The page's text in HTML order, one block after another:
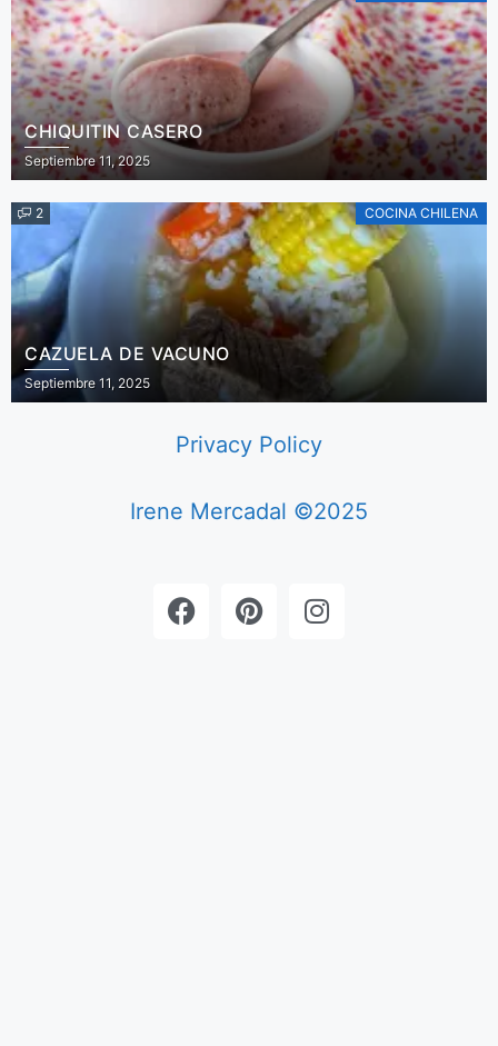
CHIQUITIN CASERO
Septiembre 11, 2025
2 COCINA CHILENA
CAZUELA DE VACUNO
Septiembre 11, 2025
Privacy Policy
Irene Mercadal ©2025